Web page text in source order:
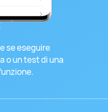
se eseguire
o un test di una